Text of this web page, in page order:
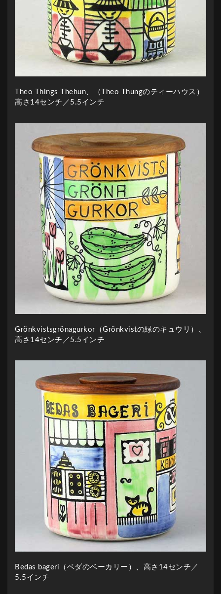
Theo Things Thehun、（Theo Thungのティーハウス）
高さ14センチ／5.5インチ
Grönkvistsgrönagurkor（Grönkvistの緑のキュウリ）、
高さ14センチ／5.5インチ
Bedas bageri（ベダのベーカリー）、高さ14センチ／
5.5インチ